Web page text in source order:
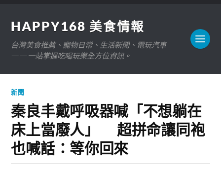
HAPPY168 美食情報
台灣美食推薦、寵物日常、生活新聞、電玩汽車
——一站掌握吃喝玩樂全方位資訊。
新聞
秦良丰戴呼吸器喊「不想躺在
床上當廢人」 超拼命讓同袍
也喊話：等你回來